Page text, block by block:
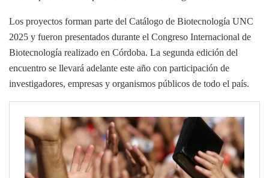
Los proyectos forman parte del Catálogo de Biotecnología UNC
2025 y fueron presentados durante el Congreso Internacional de
Biotecnología realizado en Córdoba. La segunda edición del
encuentro se llevará adelante este año con participación de
investigadores, empresas y organismos públicos de todo el país.